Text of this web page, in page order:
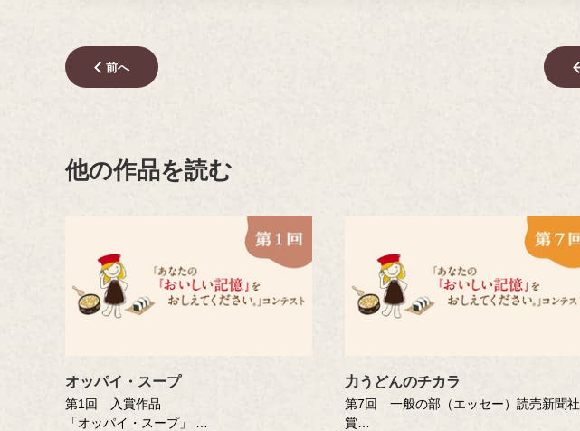
前へ
他の作品を読む
オッパイ・スープ
第1回 入賞作品
「オッパイ・スープ」
力うどんのチカラ
第7回 一般の部（エッセー）読売新聞社
賞